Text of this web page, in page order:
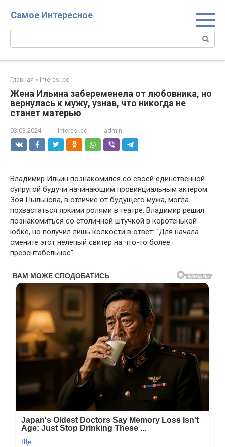
Самое Интересное
Поиск:
Главная » Interesi.cc
Жена Ильина забеременела от любовника, но
вернулась к мужу, узнав, что никогда не
станет матерью
03.03.2024 Interesi.cc admin
Владимир Ильин познакомился со своей единственной
супругой будучи начинающим провинциальным актером.
Зоя Пыльнова, в отличие от будущего мужа, могла
похвастаться яркими ролями в театре. Владимир решил
познакомиться со столичной штучкой в коротенькой
юбке, но получил лишь колкости в ответ: “Для начала
смените этот нелепый свитер на что-то более
презентабельное”.